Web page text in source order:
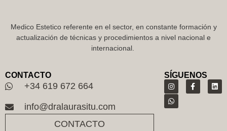
Medico Estetico referente en el sector, en constante formación y
actualización de técnicas y procedimientos a nivel nacional e
internacional.
CONTACTO
+34 619 672 664
info@dralaurasitu.com
CONTACTO
SÍGUENOS